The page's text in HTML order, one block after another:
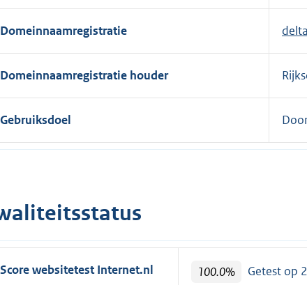
n
e
l
:
Domeinnaamregistratie
Domeinnaamregistratie houder
Gebruiksdoel
Score websitetest Internet.nl 100.0% Getest op